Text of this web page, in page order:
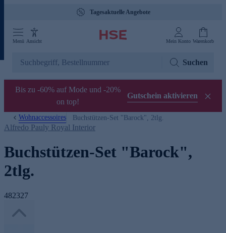
Tagesaktuelle Angebote
Menü Ansicht Mein Konto Warenkorb
Suchen
Bis zu -60% auf Mode und -20%
on top!
Gutschein aktivieren
Wohnaccessoires Buchstützen-Set "Barock", 2tlg.
Alfredo Pauly Royal Interior
Buchstützen-Set "Barock",
2tlg.
482327